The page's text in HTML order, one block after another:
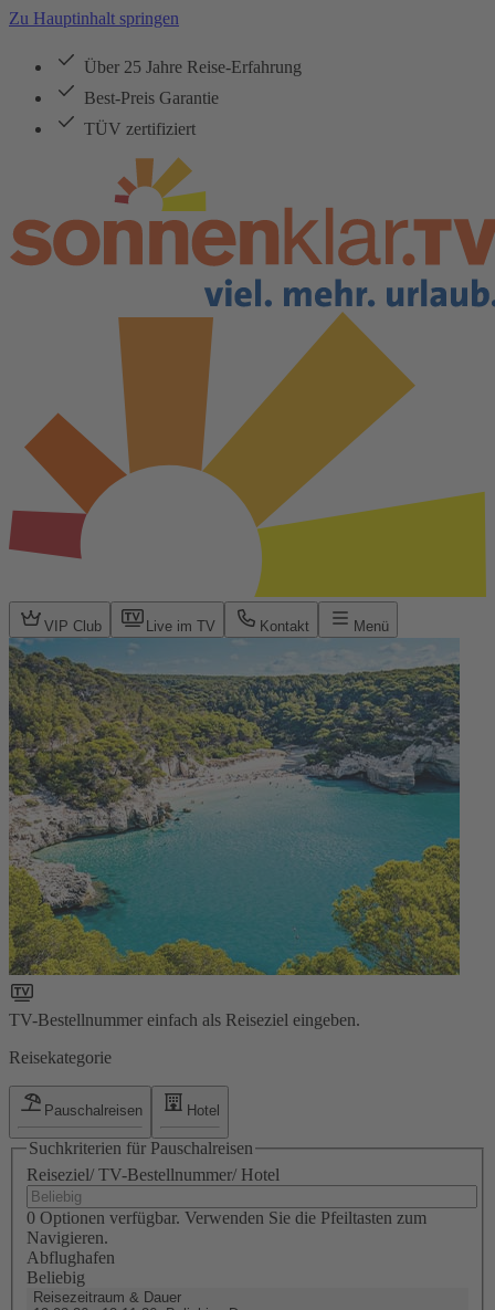
Zu Hauptinhalt springen
Über 25 Jahre Reise-Erfahrung
Best-Preis Garantie
TÜV zertifiziert
VIP Club Live im TV Kontakt Menü
TV-Bestellnummer einfach als Reiseziel eingeben.
Reisekategorie
Pauschalreisen Hotel
Suchkriterien für Pauschalreisen
Reiseziel/ TV-Bestellnummer/ Hotel
0 Optionen verfügbar. Verwenden Sie die Pfeiltasten zum
Navigieren.
Abflughafen
Beliebig
Reisezeitraum & Dauer